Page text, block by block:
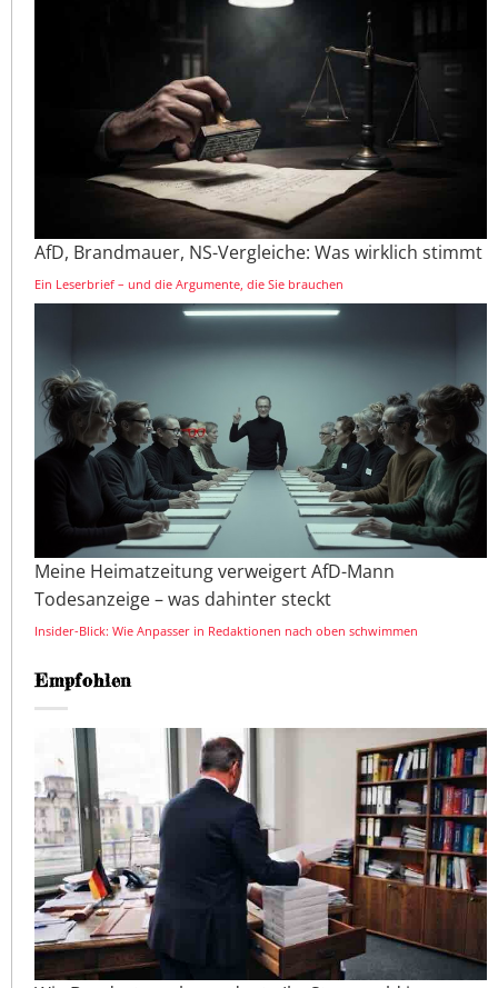
AfD, Brandmauer, NS-Vergleiche: Was wirklich stimmt
Ein Leserbrief – und die Argumente, die Sie brauchen
Meine Heimatzeitung verweigert AfD-Mann
Todesanzeige – was dahinter steckt
Insider-Blick: Wie Anpasser in Redaktionen nach oben schwimmen
Empfohlen